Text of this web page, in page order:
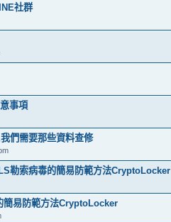
社群
事項
們需要那些資料查修
勒索病毒的簡易防範方法CryptoLocker
簡易防範方法CryptoLocker